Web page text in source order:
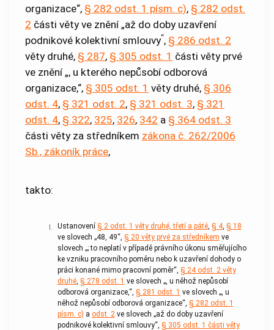
organizace“, § 282 odst. 1 písm. c), § 282 odst.
2 části věty ve znění „až do doby uzavření
podnikové kolektivní smlouvy“, § 286 odst. 2
věty druhé, § 287, § 305 odst. 1 části věty prvé
ve znění „, u kterého nepůsobí odborová
organizace,“, § 305 odst. 1 věty druhé, § 306
odst. 4, § 321 odst. 2, § 321 odst. 3, § 321
odst. 4, § 322, 325, 326, 342 a § 364 odst. 3
části věty za středníkem zákona č. 262/2006
Sb., zákoník práce,
takto:
I. Ustanovení § 2 odst. 1 věty druhé, třetí a páté, § 4, § 18
ve slovech „48, 49“, § 20 věty prvé za středníkem ve
slovech „; to neplatí v případě právního úkonu směřujícího
ke vzniku pracovního poměru nebo k uzavření dohody o
práci konané mimo pracovní poměr“, § 24 odst. 2 věty
druhé, § 278 odst. 1 ve slovech „, u něhož nepůsobí
odborová organizace,“, § 281 odst. 1 ve slovech „, u
něhož nepůsobí odborová organizace“, § 282 odst. 1
písm. c) a odst. 2 ve slovech „až do doby uzavření
podnikové kolektivní smlouvy“, § 305 odst. 1 části věty